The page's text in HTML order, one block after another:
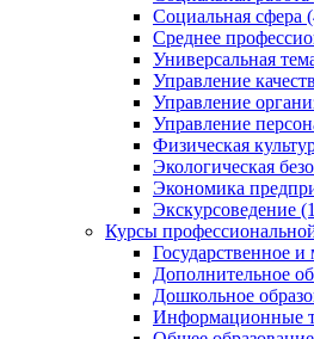
Социальная сфера
Среднее
Универсальная
Управление
Управление
Управление
Физическая
Экологическая
Экономика
Экскурсоведение
Курсы
Государственное
Дополнительное
Дошкольное
Информационные